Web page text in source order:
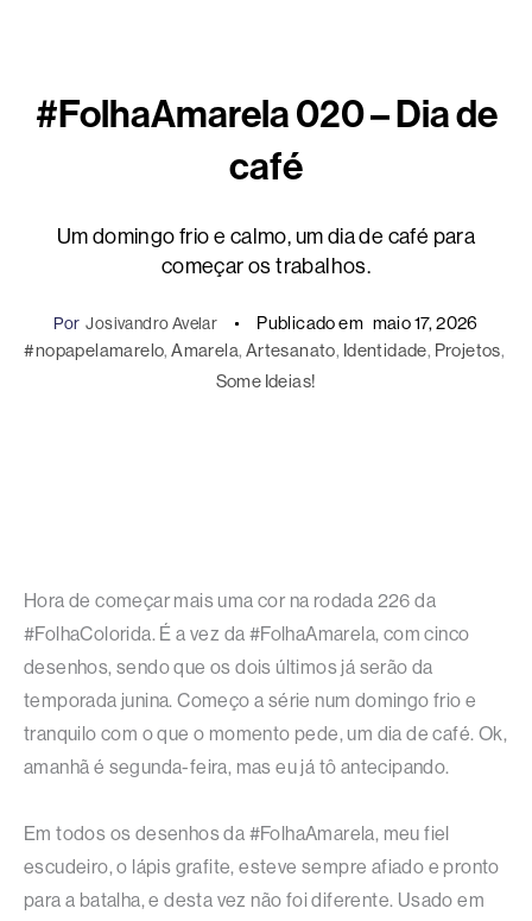
#FolhaAmarela 020 – Dia de
café
Um domingo frio e calmo, um dia de café para
começar os trabalhos.
Por Josivandro Avelar Publicado em maio 17, 2026
#nopapelamarelo, Amarela, Artesanato, Identidade, Projetos
Some Ideias!
Hora de começar mais uma cor na rodada 226 da
#FolhaColorida. É a vez da #FolhaAmarela, com cinco
desenhos, sendo que os dois últimos já serão da
temporada junina. Começo a série num domingo frio e
tranquilo com o que o momento pede, um dia de café. Ok,
amanhã é segunda-feira, mas eu já tô antecipando.
Em todos os desenhos da #FolhaAmarela, meu fiel
escudeiro, o lápis grafite, esteve sempre afiado e pronto
para a batalha, e desta vez não foi diferente. Usado em